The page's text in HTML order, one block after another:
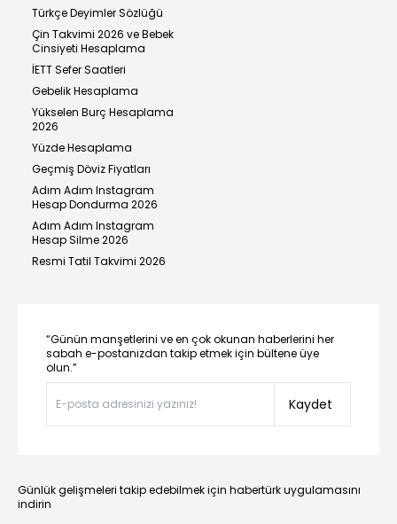
Türkçe Deyimler Sözlüğü
Çin Takvimi 2026 ve Bebek
Cinsiyeti Hesaplama
İETT Sefer Saatleri
Gebelik Hesaplama
Yükselen Burç Hesaplama
2026
Yüzde Hesaplama
Geçmiş Döviz Fiyatları
Adım Adım Instagram
Hesap Dondurma 2026
Adım Adım Instagram
Hesap Silme 2026
Resmi Tatil Takvimi 2026
“Günün manşetlerini ve en çok okunan haberlerini her
sabah e-postanızdan takip etmek için bültene üye
olun.”
Kaydet
Günlük gelişmeleri takip edebilmek için habertürk uygulamasını
indirin